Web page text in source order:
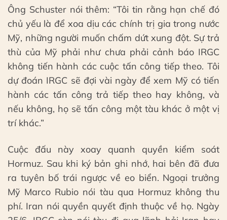
Ông Schuster nói thêm: “Tôi tin rằng hạn chế đó
chủ yếu là để xoa dịu các chính trị gia trong nước
Mỹ, những người muốn chấm dứt xung đột. Sự trả
thù của Mỹ phải như chưa phải cảnh báo IRGC
không tiến hành các cuộc tấn công tiếp theo. Tôi
dự đoán IRGC sẽ đợi vài ngày để xem Mỹ có tiến
hành các tấn công trả tiếp theo hay không, và
nếu không, họ sẽ tấn công một tàu khác ở một vị
trí khác.”
Cuộc đấu này xoay quanh quyền kiểm soát
Hormuz. Sau khi ký bản ghi nhớ, hai bên đã đưa
ra tuyên bố trái ngược về eo biển. Ngoại trưởng
Mỹ Marco Rubio nói tàu qua Hormuz không thu
phí. Iran nói quyền quyết định thuộc về họ. Ngày